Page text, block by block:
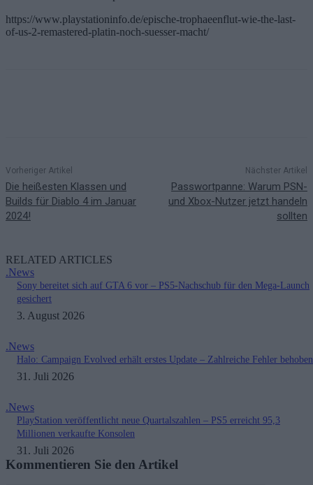
https://www.playstationinfo.de/epische-trophaeenflut-wie-the-last-
of-us-2-remastered-platin-noch-suesser-macht/
Vorheriger Artikel
Die heißesten Klassen und
Builds für Diablo 4 im Januar
2024!
Nächster Artikel
Passwortpanne: Warum PSN-
und Xbox-Nutzer jetzt handeln
sollten
RELATED ARTICLES
.News
Sony bereitet sich auf GTA 6 vor – PS5-Nachschub für den Mega-Launch
gesichert
3. August 2026
.News
Halo: Campaign Evolved erhält erstes Update – Zahlreiche Fehler behoben
31. Juli 2026
.News
PlayStation veröffentlicht neue Quartalszahlen – PS5 erreicht 95,3
Millionen verkaufte Konsolen
31. Juli 2026
Kommentieren Sie den Artikel